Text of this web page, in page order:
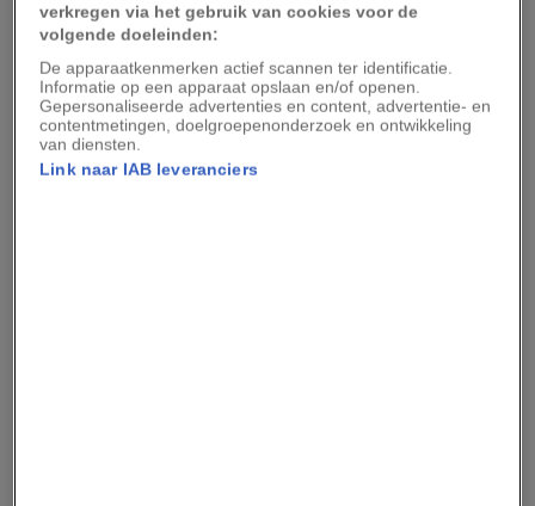
van een ecosysteem vormen. McGraths Flat
bevat ontelbaar veel van dergelijke kleinere
fossielen, die iets kunnen vertellen over een
verbazingwekkend divers regenwoud dat tussen
zestien en elf miljoen jaar in New South Wales
bestond.
verkregen via het gebruik van cookies voor de
volgende doeleinden:
De apparaatkenmerken actief scannen ter identificatie.
Informatie op een apparaat opslaan en/of openen.
Gepersonaliseerde advertenties en content, advertentie- en
contentmetingen, doelgroepenonderzoek en ontwikkeling
van diensten.
Link naar IAB leveranciers